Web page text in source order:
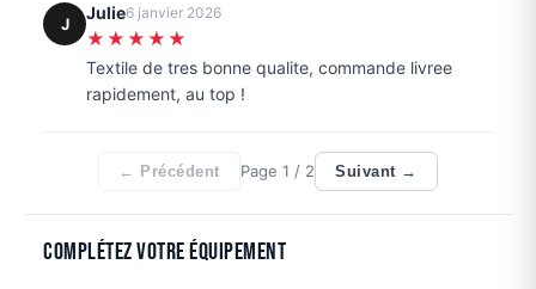
J
Julie6 janvier 2026
★★★★★
Textile de tres bonne qualite, commande livree
rapidement, au top !
← Précédent Page1 / 2 Suivant →
Complétez votre équipement